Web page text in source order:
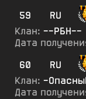
59
RU
Клан: --РБН--
Дата
60
RU
Клан: -
Дата